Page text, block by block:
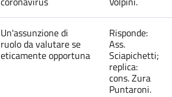
Un'assunzione di
ruolo da valutare se
eticamente opportuna
Risponde:
Ass.
Sciapichetti;
replica:
cons. Zura
Puntaroni.